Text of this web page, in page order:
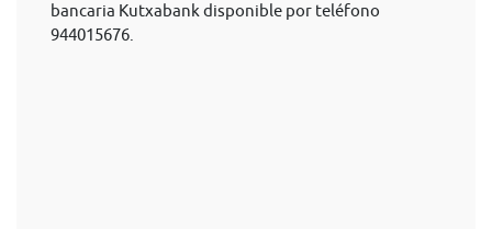
bancaria Kutxabank disponible por teléfono
944015676.